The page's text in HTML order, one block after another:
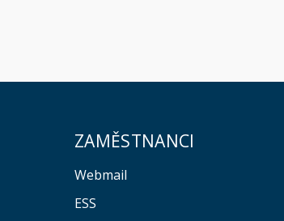
ZAMĚSTNANCI
Webmail
ESS